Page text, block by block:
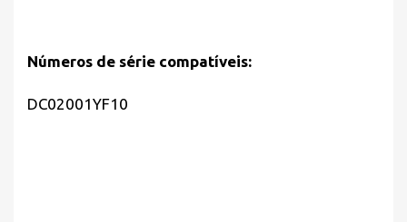
Números de série compatíveis:
DC02001YF10